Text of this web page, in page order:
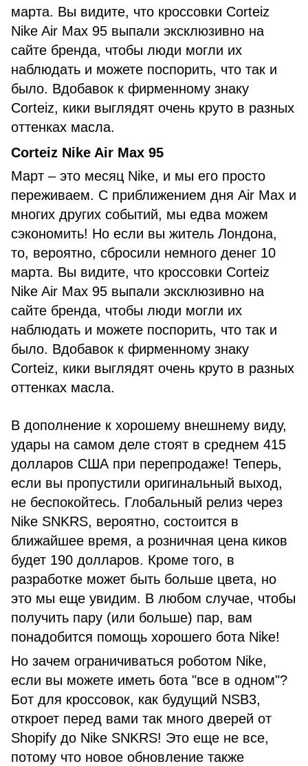
марта. Вы видите, что кроссовки Corteiz
Nike Air Max 95 выпали эксклюзивно на
сайте бренда, чтобы люди могли их
наблюдать и можете поспорить, что так и
было. Вдобавок к фирменному знаку
Corteiz, кики выглядят очень круто в разных
оттенках масла.
Corteiz Nike Air Max 95
Март – это месяц Nike, и мы его просто
переживаем. С приближением дня Air Max и
многих других событий, мы едва можем
сэкономить! Но если вы житель Лондона,
то, вероятно, сбросили немного денег 10
марта. Вы видите, что кроссовки Corteiz
Nike Air Max 95 выпали эксклюзивно на
сайте бренда, чтобы люди могли их
наблюдать и можете поспорить, что так и
было. Вдобавок к фирменному знаку
Corteiz, кики выглядят очень круто в разных
оттенках масла.
В дополнение к хорошему внешнему виду,
удары на самом деле стоят в среднем 415
долларов США при перепродаже! Теперь,
если вы пропустили оригинальный выход,
не беспокойтесь. Глобальный релиз через
Nike SNKRS, вероятно, состоится в
ближайшее время, а розничная цена киков
будет 190 долларов. Кроме того, в
разработке может быть больше цвета, но
это мы еще увидим. В любом случае, чтобы
получить пару (или больше) пар, вам
понадобится помощь хорошего бота Nike!
Но зачем ограничиваться роботом Nike,
если вы можете иметь бота "все в одном"?
Бот для кроссовок, как будущий NSB3,
откроет перед вами так много дверей от
Shopify до Nike SNKRS! Это еще не все,
потому что новое обновление также